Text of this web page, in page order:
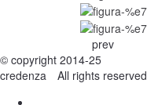
prev
© copyright 2014-25
credenza All rights reserved